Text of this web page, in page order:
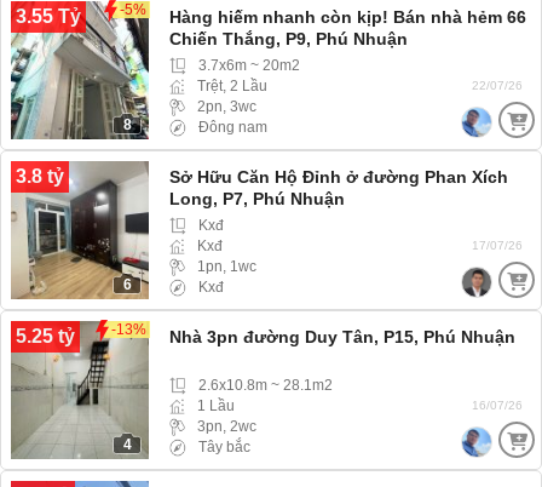
3.55 Tỷ -5%
8
Hàng hiếm nhanh còn kịp! Bán nhà hẻm 66
Chiến Thắng, P9, Phú Nhuận
3.7x6m ~ 20m2
Trệt, 2 Lầu
2pn, 3wc
Đông nam
22/07/26
3.8 tỷ
6
Sở Hữu Căn Hộ Đỉnh ở đường Phan Xích
Long, P7, Phú Nhuận
Kxđ
Kxđ
1pn, 1wc
Kxđ
17/07/26
5.25 tỷ -13%
4
Nhà 3pn đường Duy Tân, P15, Phú Nhuận
2.6x10.8m ~ 28.1m2
1 Lầu
3pn, 2wc
Tây bắc
16/07/26